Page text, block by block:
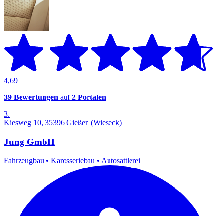
4,69
39 Bewertungen auf2 Portalen
3.
Kiesweg 10, 35396 Gießen (Wieseck)
Jung GmbH
Fahrzeugbau • Karosseriebau • Autosattlerei